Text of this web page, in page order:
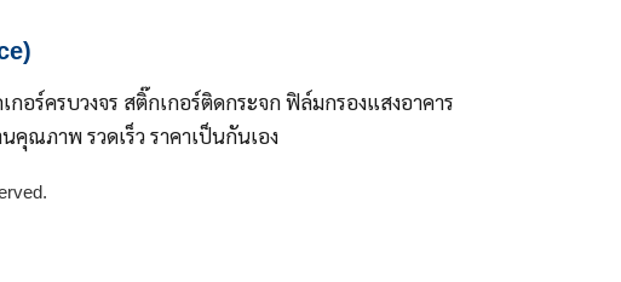
อร์ครบวงจร สติ๊กเกอร์ติดกระจก ฟิล์มกรองแสงอาคาร
คุณภาพ รวดเร็ว ราคาเป็นกันเอง